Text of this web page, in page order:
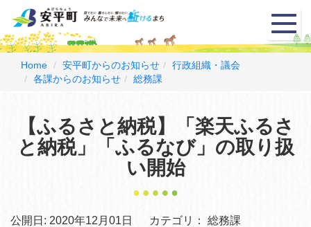
メ
ニ
ュ
Home 安平町からのお知らせ
行政組織・議会
各課からのお知らせ
総務課
【ふるさと納税】「楽天ふるさ
と納税」「ふるなび」の取り扱
い開始
公開日: 2020年12月01日 カテゴリ：
総務課